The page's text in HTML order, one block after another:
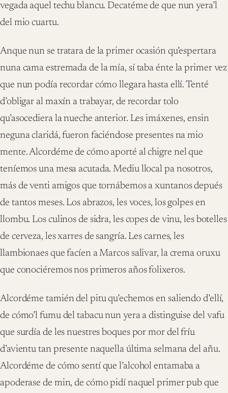
vegada aquel techu blancu. Decatéme de que nun yera’l
del mio cuartu.
Anque nun se tratara de la primer ocasión qu’espertara
nuna cama estremada de la mía, sí taba énte la primer vez
que nun podía recordar cómo llegara hasta ellí. Tenté
d’obligar al maxín a trabayar, de recordar tolo
qu’asocediera la nueche anterior. Les imáxenes, ensin
neguna claridá, fueron faciéndose presentes na mio
mente. Alcordéme de cómo aporté al chigre nel que
teníemos una mesa acutada. Mediu llocal pa nosotros,
más de venti amigos que tornábemos a xuntanos depués
de tantos meses. Los abrazos, les voces, los golpes en
llombu. Los culinos de sidra, les copes de vinu, les botelles
de cerveza, les xarres de sangría. Les carnes, les
llambionaes que facíen a Marcos salivar, la crema oruxu
que conociéremos nos primeros años folixeros.
Alcordéme tamién del pitu qu’echemos en saliendo d’ellí,
de cómo’l fumu del tabacu nun yera a distinguise del vafu
que surdía de les nuestres boques por mor del fríu
d’avientu tan presente naquella última selmana del añu.
Alcordéme de cómo sentí que l’alcohol entamaba a
apoderase de min, de cómo pidí naquel primer pub que